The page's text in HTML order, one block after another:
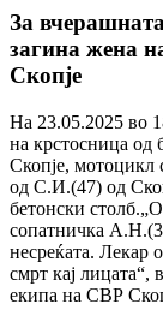
За
загина жена
Скопје
На 23.05.2025 во
на крстосница од
Скопје, мотоцикл
од С.И.(47) од
бетонски
сопатничка
несреќата. Лекар
смрт кај
екипа на СВР